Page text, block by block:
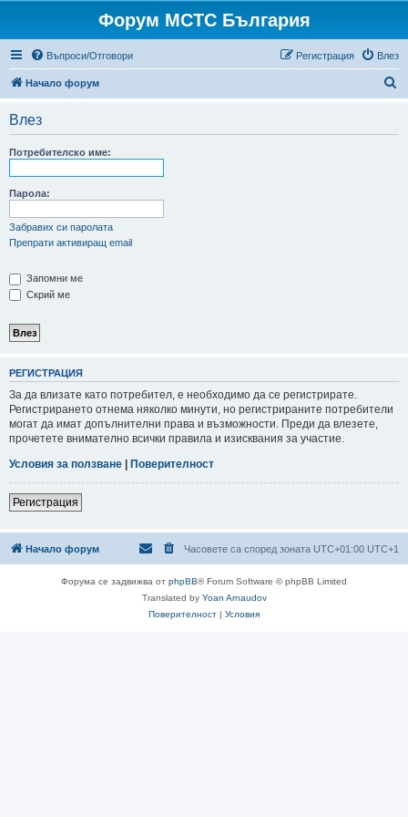
Форум МСТС България
Въпроси/Отговори Влез
Регистрация
Начало форум
Влез
Потребителско име:
Парола:
Забравих си паролата
Препрати активиращ email
Запомни ме
Скрий ме
РЕГИСТРАЦИЯ
За да влизате като потребител, е необходимо да се регистрирате.
Регистрирането отнема няколко минути, но регистрираните потребители
могат да имат допълнителни права и възможности. Преди да влезете,
прочетете внимателно всички правила и изисквания за участие.
Условия за ползване | Поверителност
Регистрация
Начало форум Часовете са според зоната UTC+01:00 UTC+1
Форума се задвижва от phpBB® Forum Software © phpBB Limited
Translated by Yoan Arnaudov
Поверителност | Условия